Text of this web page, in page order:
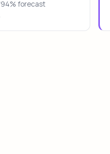
forecast